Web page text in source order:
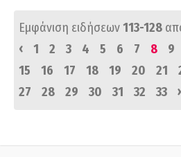
Εμφάνιση ειδήσεων113-128
‹
1 2 3 4 5 6 7 8 9
15
16 17 18 19 20 21
27
28 29 30 31 32 33 ›